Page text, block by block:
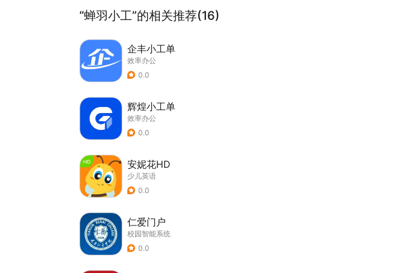
“蝉羽小工”的相关推荐(16)
企丰小工单
效率办公
0.0
辉煌小工单
效率办公
0.0
安妮花HD
少儿英语
0.0
仁爱门户
校园智能系统
0.0